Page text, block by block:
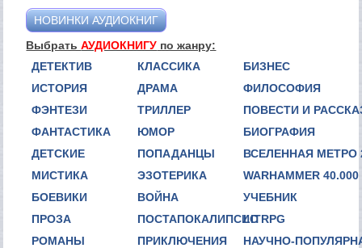
НОВИНКИ АУДИОКНИГ
ВыбратьАУДИОКНИГУ по жанру:
ДЕТЕКТИВ
ИСТОРИЯ
ФЭНТЕЗИ
ФАНТАСТИКА
ДЕТСКИЕ
МИСТИКА
БОЕВИКИ
ПРОЗА
РОМАНЫ
КЛАССИКА
ДРАМА
ТРИЛЛЕР
ЮМОР
ПОПАДАНЦЫ
ЭЗОТЕРИКА
ВОЙНА
ПОСТАПОКАЛИПСИС
ПРИКЛЮЧЕНИЯ
БИЗНЕС
ФИЛОСОФИЯ
ПОВЕСТИ И
БИОГРАФИЯ
ВСЕЛЕННАЯ МЕТРО
WARHAMMER 40.000
УЧЕБНИК
LITRPG
НАУЧНО-